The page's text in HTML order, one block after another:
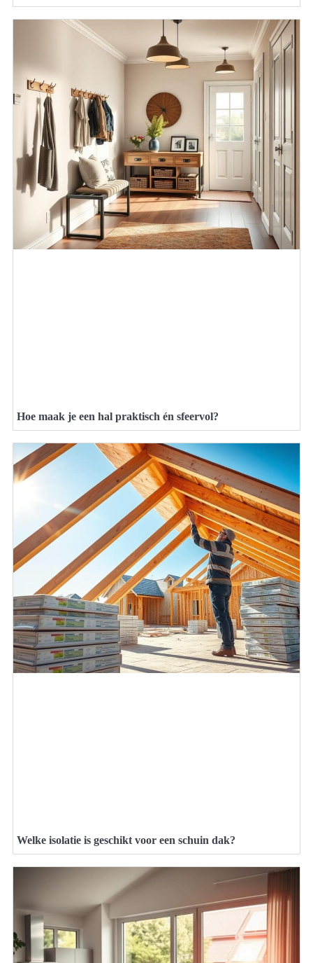
Hoe maak je een hal praktisch én sfeervol?
Welke isolatie is geschikt voor een schuin dak?